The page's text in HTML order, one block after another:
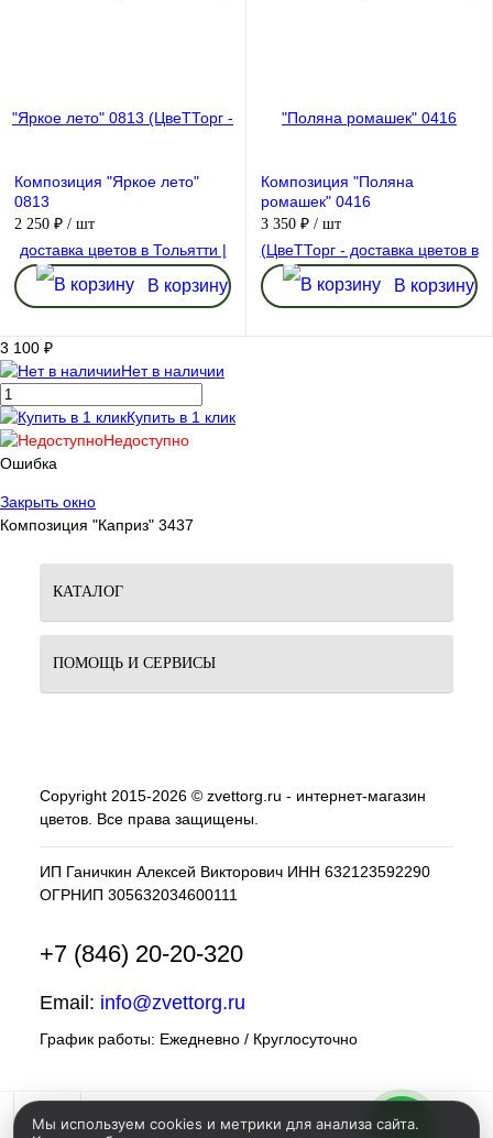
Композиция "Яркое лето"
0813
2 250 ₽ / шт
В корзину
Композиция "Поляна
ромашек" 0416
3 350 ₽ / шт
В корзину
3 100 ₽
Нет в наличии
Купить в 1 клик
Недоступно
Ошибка
Закрыть окно
Композиция "Каприз" 3437
КАТАЛОГ
ПОМОЩЬ И СЕРВИСЫ
Copyright 2015-2026 © zvettorg.ru - интернет-магазин
цветов. Все права защищены.
ИП Ганичкин Алексей Викторович ИНН 632123592290
ОГРНИП 305632034600111
+7 (846) 20-20-320
Email: info@zvettorg.ru
График работы: Ежедневно / Круглосуточно
Мы используем cookies и метрики для анализа сайта.